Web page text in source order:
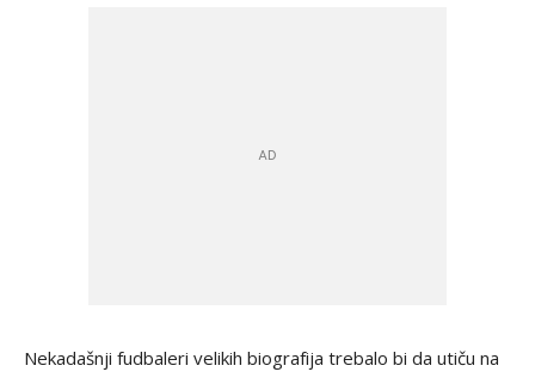
Nekadašnji fudbaleri velikih biografija trebalo bi da utiču na